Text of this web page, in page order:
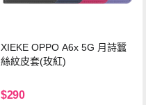
XIEKE OPPO A6x 5G 月詩蠶
絲紋皮套(玫紅)
$290